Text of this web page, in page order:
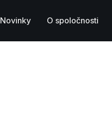
Novinky O spoločnosti